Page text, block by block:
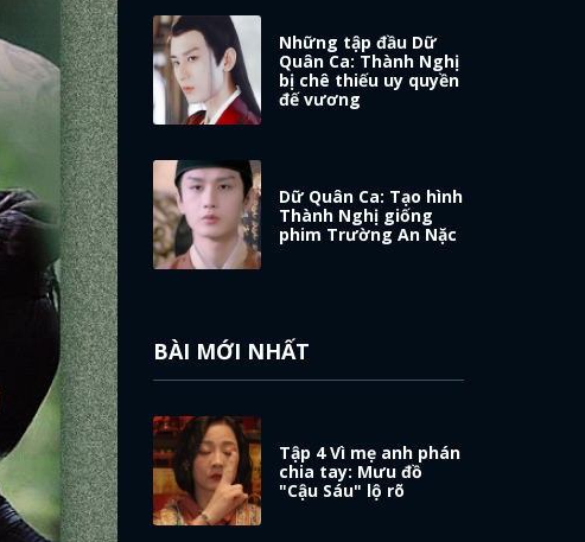
Những tập đầu Dữ
Quân Ca: Thành Nghị
bị chê thiếu uy quyền
đế vương
Dữ Quân Ca: Tạo hình
Thành Nghị giống
phim Trường An Nặc
BÀI MỚI NHẤT
Tập 4 Vì mẹ anh phán
chia tay: Mưu đồ
"Cậu Sáu" lộ rõ